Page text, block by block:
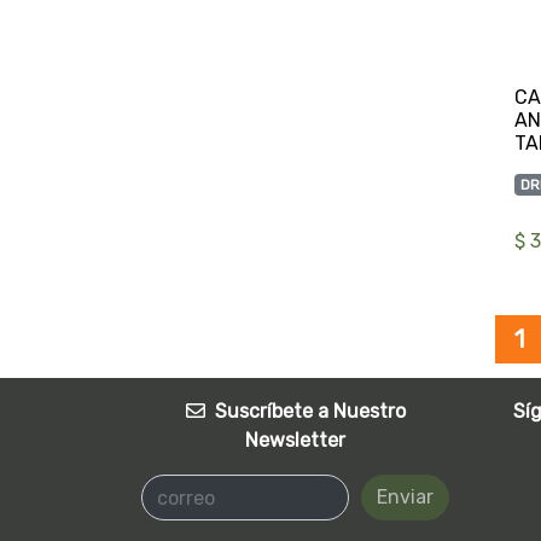
$
1
Suscríbete a Nuestro
Newsletter
Enviar